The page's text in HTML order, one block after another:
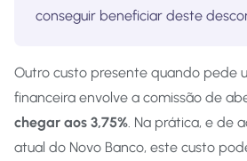
conseguir beneficiar deste
Outro custo presente quando pede
financeira envolve a comissão de
chegar aos 3,75%. Na prática, e de
atual do Novo Banco, este custo